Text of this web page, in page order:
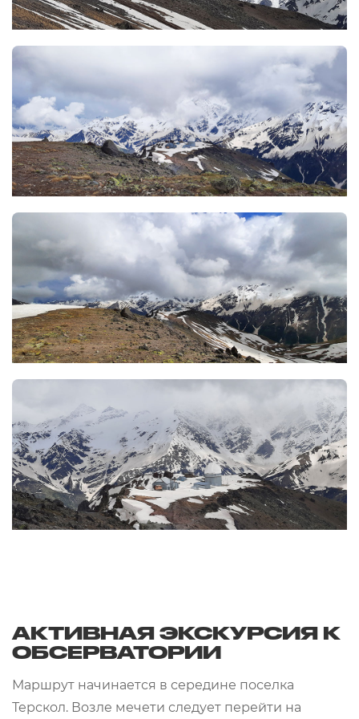
АКТИВНАЯ ЭКСКУРСИЯ К
ОБСЕРВАТОРИИ
Маршрут начинается в середине поселка
Терскол. Возле мечети следует перейти на